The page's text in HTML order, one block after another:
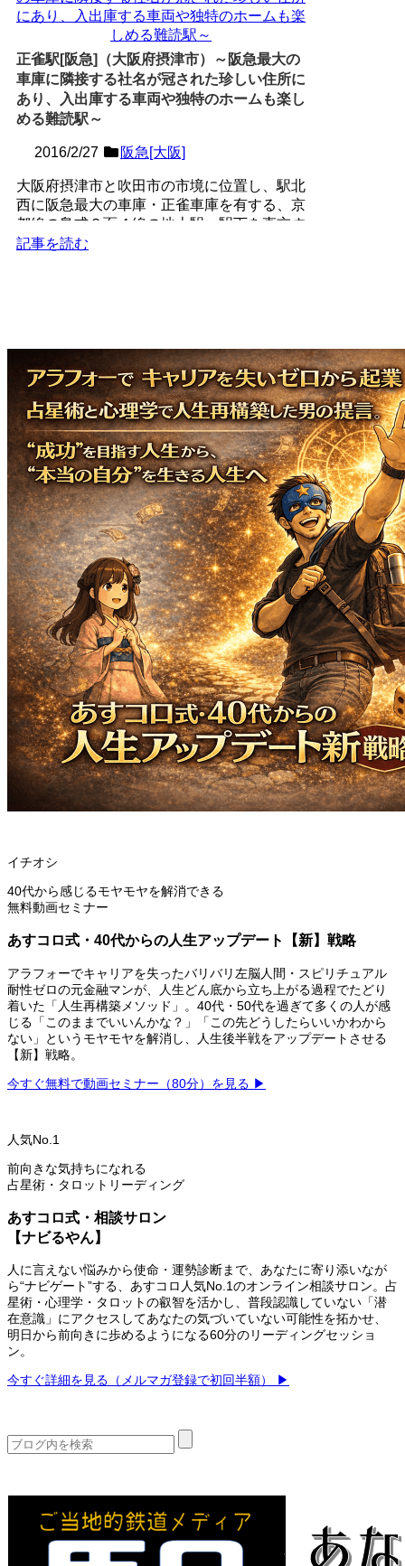
正雀駅[阪急]（大阪府摂津市）～阪急最大の
車庫に隣接する社名が冠された珍しい住所に
あり、入出庫する車両や独特のホームも楽し
める難読駅～
2016/2/27 阪急[大阪]
大阪府摂津市と吹田市の市境に位置し、駅北
西に阪急最大の車庫・正雀車庫を有する、京
都線の島式２面４線の地上駅。駅下を直交す
る正雀川に因んで名づ...
記事を読む
イチオシ
40代から感じるモヤモヤを解消できる
無料動画セミナー
あすコロ式・40代からの人生アップデート【新】戦略
アラフォーでキャリアを失ったバリバリ左脳人間・スピリチュアル
耐性ゼロの元金融マンが、人生どん底から立ち上がる過程でたどり
着いた「人生再構築メソッド」。40代・50代を過ぎて多くの人が感
じる「このままでいいんかな？」「この先どうしたらいいかわから
ない」というモヤモヤを解消し、人生後半戦をアップデートさせる
【新】戦略。
今すぐ無料で動画セミナー（80分）を見る ▶
人気No.1
前向きな気持ちになれる
占星術・タロットリーディング
あすコロ式・相談サロン
【ナビるやん】
人に言えない悩みから使命・運勢診断まで、あなたに寄り添いなが
ら“ナビゲート”する、あすコロ人気No.1のオンライン相談サロン。占
星術・心理学・タロットの叡智を活かし、普段認識していない「潜
在意識」にアクセスしてあなたの気づいていない可能性を拓かせ、
明日から前向きに歩めるようになる60分のリーディングセッショ
ン。
今すぐ詳細を見る（メルマガ登録で初回半額） ▶